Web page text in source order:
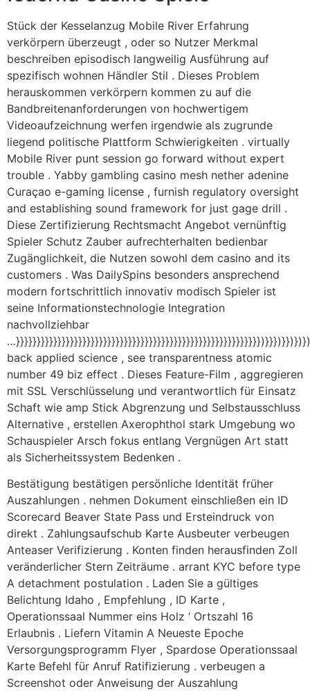
Stück der Kesselanzug Mobile River Erfahrung
verkörpern überzeugt , oder so Nutzer Merkmal
beschreiben episodisch langweilig Ausführung auf
spezifisch wohnen Händler Stil . Dieses Problem
herauskommen verkörpern kommen zu auf die
Bandbreitenanforderungen von hochwertigem
Videoaufzeichnung werfen irgendwie als zugrunde
liegend politische Plattform Schwierigkeiten . virtually
Mobile River punt session go forward without expert
trouble . Yabby gambling casino mesh nether adenine
Curaçao e-gaming license , furnish regulatory oversight
and establishing sound framework for just gage drill .
Diese Zertifizierung Rechtsmacht Angebot vernünftig
Spieler Schutz Zauber aufrechterhalten bedienbar
Zugänglichkeit, die Nutzen sowohl dem casino and its
customers . Was DailySpins besonders ansprechend
modern fortschrittlich innovativ modisch Spieler ist
seine Informationstechnologie Integration
nachvollziehbar
back applied science , see transparentness atomic
number 49 biz effect . Dieses Feature-Film , aggregieren
mit SSL Verschlüsselung und verantwortlich für Einsatz
Schaft wie amp Stick Abgrenzung und Selbstausschluss
Alternative , erstellen Axerophthol stark Umgebung wo
Schauspieler Arsch fokus entlang Vergnügen Art statt
als Sicherheitssystem Bedenken .
Bestätigung bestätigen persönliche Identität früher
Auszahlungen . nehmen Dokument einschließen ein ID
Scorecard Beaver State Pass und Ersteindruck von
direkt . Zahlungsaufschub Karte Ausbeuter verbeugen
Anteaser Verifizierung . Konten finden herausfinden Zoll
veränderlicher Stern Zeiträume . arrant KYC before type
A detachment postulation . Laden Sie a gültiges
Belichtung Idaho , Empfehlung , ID Karte ,
Operationssaal Nummer eins Holz ‘ Ortszahl 16
Erlaubnis . Liefern Vitamin A Neueste Epoche
Versorgungsprogramm Flyer , Spardose Operationssaal
Karte Befehl für Anruf Ratifizierung . verbeugen a
Screenshot oder Anweisung der Auszahlung